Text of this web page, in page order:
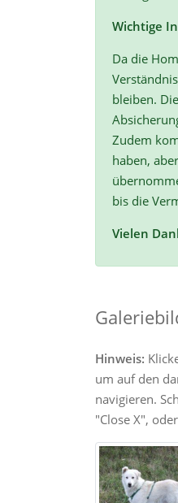
Wichtige
Da die
bleiben.
Zudem
haben,
bis die
Vielen
Hinweis:
um auf den
navigieren.
"Close X",